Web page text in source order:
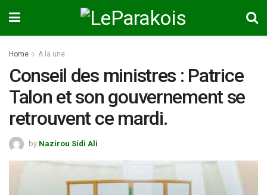
Home A la une
Conseil des ministres : Patrice
Talon et son gouvernement se
retrouvent ce mardi.
by Nazirou Sidi Ali